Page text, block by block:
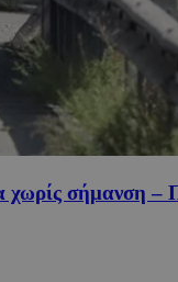
σήμανση –